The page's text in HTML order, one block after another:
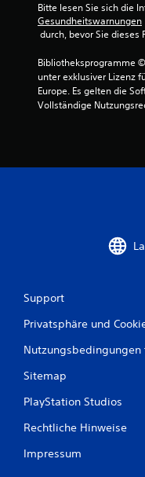
e
s
D
r
ü
c
k
e
t
n
k
n
Bitte lesen Sie sich die
Gesundheitswarnungen
durch, bevor Sie dieses
Bibliotheksprogramme
unter exklusiver Lizenz
Europe. Es gelten die
Vollständige
Support
Privatsphäre und
Sitemap
PlayStation Studios
Rechtliche Hinweise
Impressum